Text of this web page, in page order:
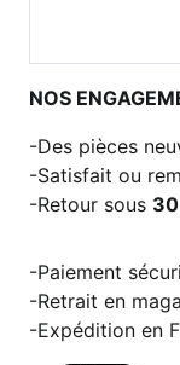
NOS
Des pièces
Satisfait ou
Retour sous
Paiement
Retrait en
Expédition en